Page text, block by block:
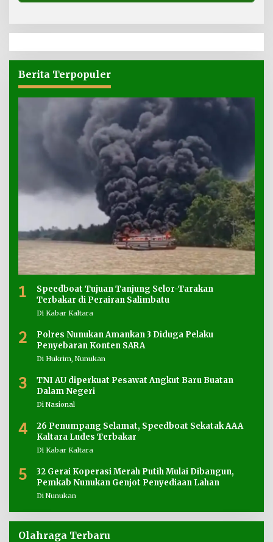
Berita Terpopuler
1
Speedboat Tujuan Tanjung Selor-Tarakan
Terbakar di Perairan Salimbatu
Di Kabar Kaltara
2
Polres Nunukan Amankan 3 Diduga Pelaku
Penyebaran Konten SARA
Di Hukrim, Nunukan
3
TNI AU diperkuat Pesawat Angkut Baru Buatan
Dalam Negeri
Di Nasional
4
26 Penumpang Selamat, Speedboat Sekatak AAA
Kaltara Ludes Terbakar
Di Kabar Kaltara
5
32 Gerai Koperasi Merah Putih Mulai Dibangun,
Pemkab Nunukan Genjot Penyediaan Lahan
Di Nunukan
Olahraga Terbaru